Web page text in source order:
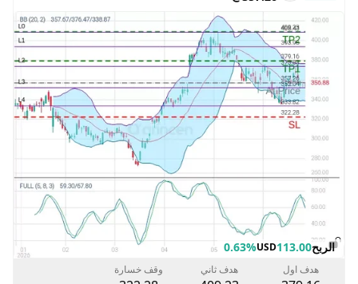
الربح113.00
USD
0.63%
هدف اول هدف ثاني وقف خسارة